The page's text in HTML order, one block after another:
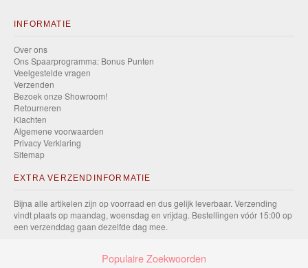
INFORMATIE
Over ons
Ons Spaarprogramma: Bonus Punten
Veelgestelde vragen
Verzenden
Bezoek onze Showroom!
Retourneren
Klachten
Algemene voorwaarden
Privacy Verklaring
Sitemap
EXTRA VERZENDINFORMATIE
Bijna alle artikelen zijn op voorraad en dus gelijk leverbaar. Verzending
vindt plaats op maandag, woensdag en vrijdag. Bestellingen vóór 15:00 op
een verzenddag gaan dezelfde dag mee.
Populaire Zoekwoorden